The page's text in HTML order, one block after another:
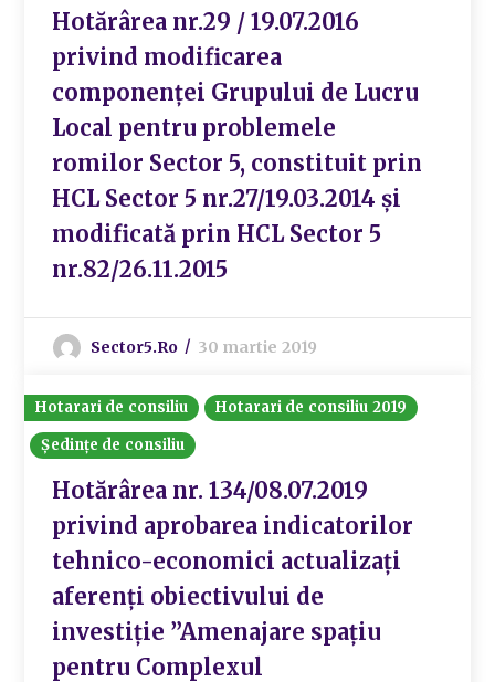
Hotărârea nr.29 / 19.07.2016
privind modificarea
componenței Grupului de Lucru
Local pentru problemele
romilor Sector 5, constituit prin
HCL Sector 5 nr.27/19.03.2014 și
modificată prin HCL Sector 5
nr.82/26.11.2015
Sector5.ro 30 martie 2019
Hotarari de consiliu
Hotarari de consiliu 2019
Ședințe de consiliu
Hotărârea nr. 134/08.07.2019
privind aprobarea indicatorilor
tehnico-economici actualizați
aferenți obiectivului de
investiție ”Amenajare spațiu
pentru Complexul